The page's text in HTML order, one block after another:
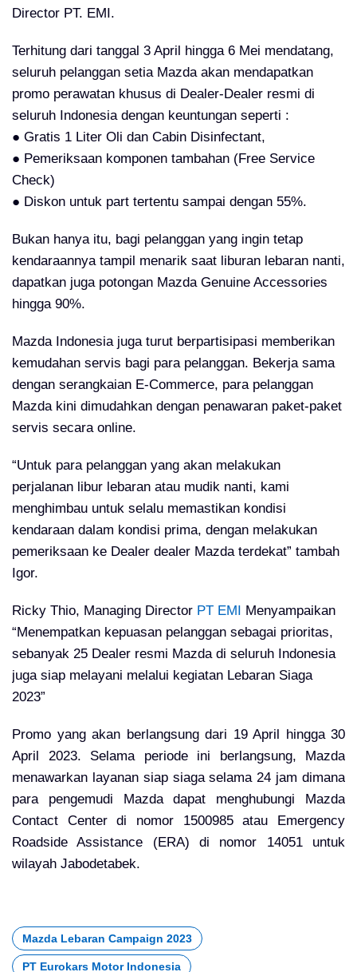
Director PT. EMI.
Terhitung dari tanggal 3 April hingga 6 Mei mendatang,
seluruh pelanggan setia Mazda akan mendapatkan
promo perawatan khusus di Dealer-Dealer resmi di
seluruh Indonesia dengan keuntungan seperti :
● Gratis 1 Liter Oli dan Cabin Disinfectant,
● Pemeriksaan komponen tambahan (Free Service
Check)
● Diskon untuk part tertentu sampai dengan 55%.
Bukan hanya itu, bagi pelanggan yang ingin tetap
kendaraannya tampil menarik saat liburan lebaran nanti,
dapatkan juga potongan Mazda Genuine Accessories
hingga 90%.
Mazda Indonesia juga turut berpartisipasi memberikan
kemudahan servis bagi para pelanggan. Bekerja sama
dengan serangkaian E-Commerce, para pelanggan
Mazda kini dimudahkan dengan penawaran paket-paket
servis secara online.
“Untuk para pelanggan yang akan melakukan
perjalanan libur lebaran atau mudik nanti, kami
menghimbau untuk selalu memastikan kondisi
kendaraan dalam kondisi prima, dengan melakukan
pemeriksaan ke Dealer dealer Mazda terdekat” tambah
Igor.
Ricky Thio, Managing Director PT EMI Menyampaikan
“Menempatkan kepuasan pelanggan sebagai prioritas,
sebanyak 25 Dealer resmi Mazda di seluruh Indonesia
juga siap melayani melalui kegiatan Lebaran Siaga
2023”
Promo yang akan berlangsung dari 19 April hingga 30
April 2023. Selama periode ini berlangsung, Mazda
menawarkan layanan siap siaga selama 24 jam dimana
para pengemudi Mazda dapat menghubungi Mazda
Contact Center di nomor 1500985 atau Emergency
Roadside Assistance (ERA) di nomor 14051 untuk
wilayah Jabodetabek.
Mazda Lebaran Campaign 2023
PT Eurokars Motor Indonesia